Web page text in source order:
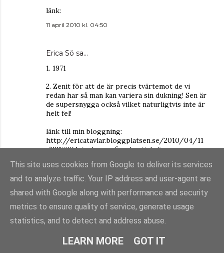
länk:
11 april 2010 kl. 04:50
Erica Sö sa…
1. 1971
2. Zenit för att de är precis tvärtemot de vi
redan har så man kan variera sin dukning! Sen är
de supersnygga också vilket naturligtvis inte är
helt fel!
länk till min bloggning:
http://ericatavlar.bloggplatsen.se/2010/04/11
/2817004-tavla-om-fina-bestick-fran-
Vilket fint pris du har i din tävling!
// Erica
erica@stocksjo.se
This site uses cookies from Google to deliver its services
and to analyze traffic. Your IP address and user-agent are
shared with Google along with performance and security
metrics to ensure quality of service, generate usage
statistics, and to detect and address abuse.
LEARN MORE GOT IT